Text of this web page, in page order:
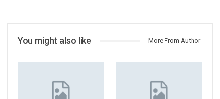
You might also like More From Author